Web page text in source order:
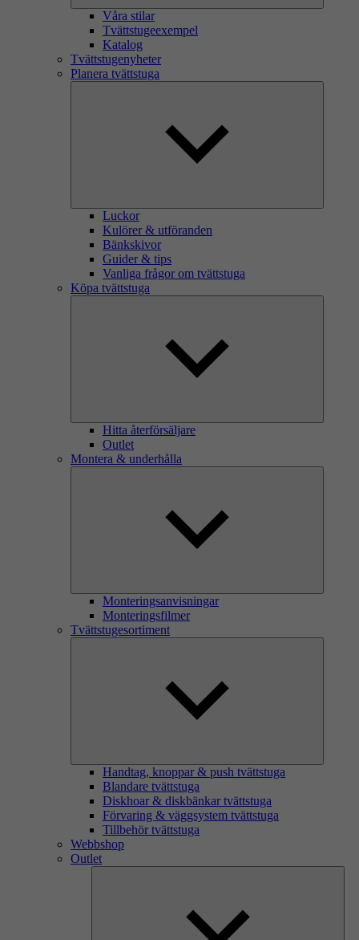
Våra stilar
Tvättstugeexempel
Katalog
Tvättstugenyheter
Planera tvättstuga
Luckor
Kulörer & utföranden
Bänkskivor
Guider & tips
Vanliga frågor om tvättstuga
Köpa tvättstuga
Hitta återförsäljare
Outlet
Montera & underhålla
Monteringsanvisningar
Monteringsfilmer
Tvättstugesortiment
Handtag, knoppar & push tvättstuga
Blandare tvättstuga
Diskhoar & diskbänkar tvättstuga
Förvaring & väggsystem tvättstuga
Tillbehör tvättstuga
Webbshop
Outlet